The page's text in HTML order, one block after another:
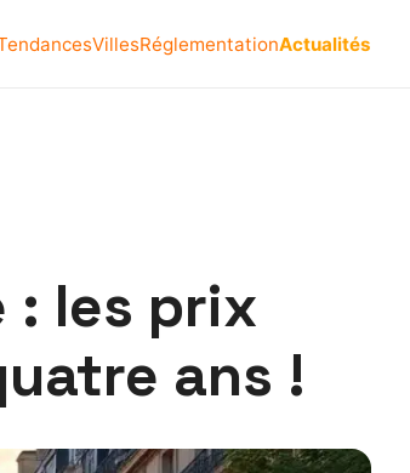
VillesRéglementationActualités
: les prix
ans !